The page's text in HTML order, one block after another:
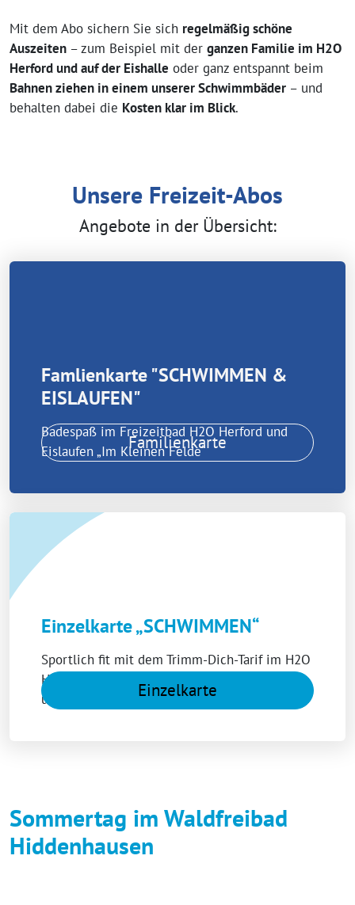
Mit dem Abo sichern Sie sich regelmäßig schöne
Auszeiten – zum Beispiel mit der ganzen Familie im H2O
Herford und auf der Eishalle oder ganz entspannt beim
Bahnen ziehen in einem unserer Schwimmbäder – und
behalten dabei die Kosten klar im Blick.
Unsere Freizeit-Abos
Angebote in der Übersicht:
Famlienkarte "SCHWIMMEN &
EISLAUFEN"
Badespaß im Freizeitbad H2O Herford und
Eislaufen „Im Kleinen Felde“
Familienkarte
Einzelkarte „SCHWIMMEN“
Sportlich fit mit dem Trimm-Dich-Tarif im H2O
Herford oder ganze Sommertage in einem
unserer Freibäder relaxen!
Einzelkarte
Sommertag im Waldfreibad
Hiddenhausen